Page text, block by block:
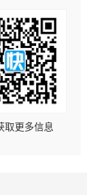
取更多信息